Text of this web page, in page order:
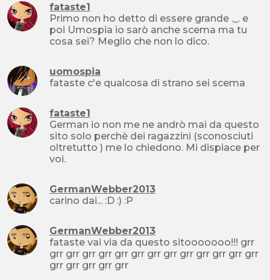
fataste1
Primo non ho detto di essere grande ._. e
poi Umospia io sarò anche scema ma tu
cosa sei? Meglio che non lo dico.
uomospia
fataste c'e qualcosa di strano sei scema
fataste1
German io non me ne andrò mai da questo
sito solo perchè dei ragazzini (sconosciuti
oltretutto ) me lo chiedono. Mi dispiace per
voi.
GermanWebber2013
carino dai... :D :) :P
GermanWebber2013
fataste vai via da questo sitooooooo!!! grr
grr grr grr grr grr grr grr grr grr grr grr grr grr
grr grr grr grr grr